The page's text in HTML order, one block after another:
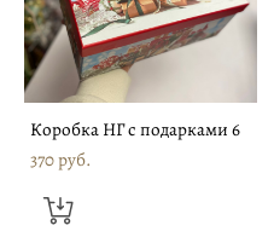
Коробка НГ с подарками 6
370 pуб.